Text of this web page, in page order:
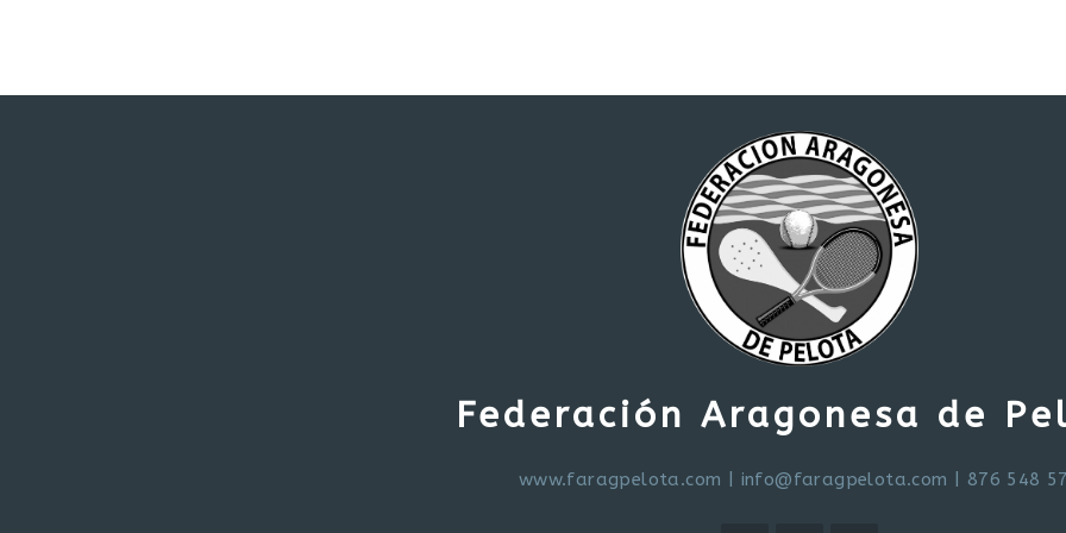
Federación Aragonesa de
www.faragpelota.com info@faragpelota.com | 876 548